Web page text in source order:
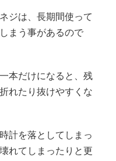
ジは、長期間使って
まう事があるので
本だけになると、残
れたり抜けやすくな
計を落としてしまっ
れてしまったりと更